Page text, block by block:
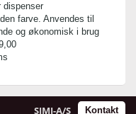
dispenser
farve. Anvendes til
og økonomisk i brug
Kontakt
SIMI-A/S